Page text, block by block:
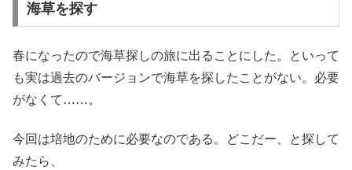
海草を探す
春になったので海草探しの旅に出ることにした。といって
も実は過去のバージョンで海草を探したことがない。必要
がなくて……。
今回は培地のために必要なのである。どこだー、と探して
みたら、